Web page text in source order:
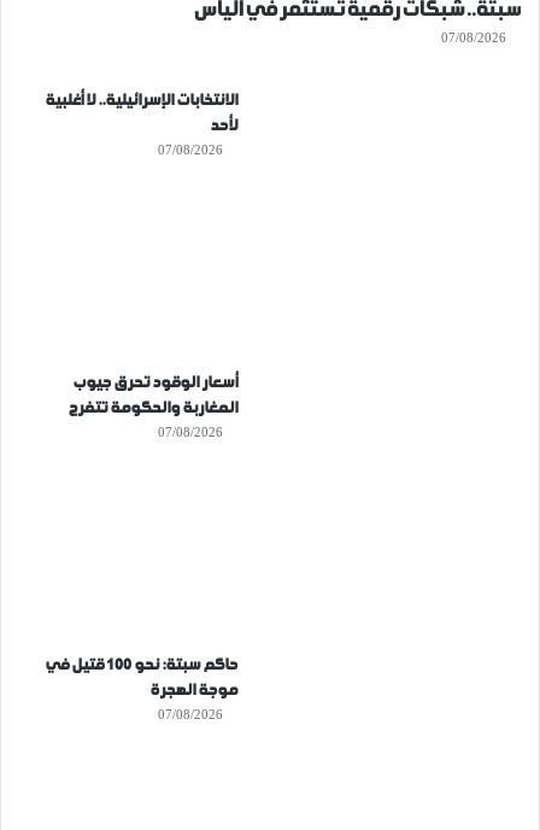
سبتة.. شبكات رقمية تستثمر في اليأس
07/08/2026
الانتخابات الإسرائيلية.. لا أغلبية
لأحد
07/08/2026
أسعار الوقود تحرق جيوب
المغاربة والحكومة تتفرج
07/08/2026
حاكم سبتة: نحو 100 قتيل في
موجة الهجرة
07/08/2026